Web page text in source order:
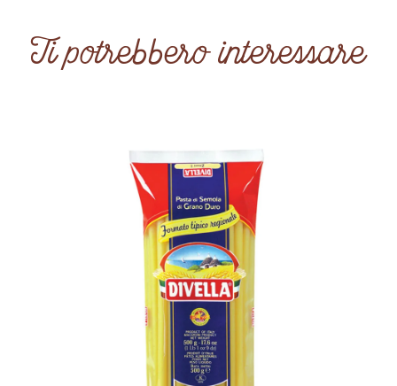
Ti potrebbero interessare